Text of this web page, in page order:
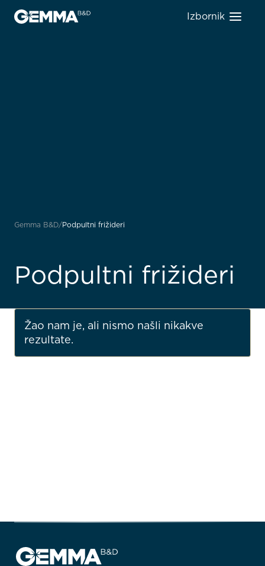
Izbornik
Gemma B&D Podpultni frižideri
Podpultni frižideri
Žao nam je, ali nismo našli nikakve
rezultate.